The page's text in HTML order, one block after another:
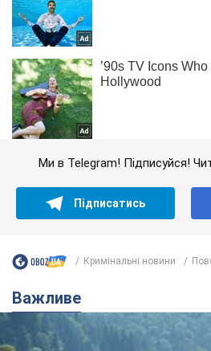
Ми в Telegram! Підписуйся!
Підписатись
Кримінальні новини
Важливе